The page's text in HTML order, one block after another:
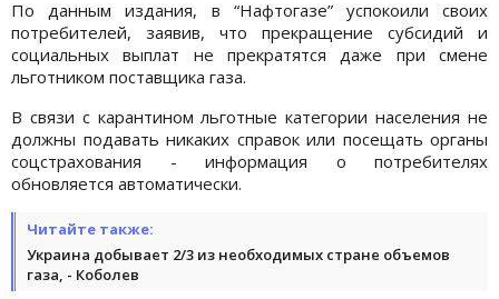
По данным издания, в “Нафтогазе” успокоили своих
потребителей, заявив, что прекращение субсидий и
социальных выплат не прекратятся даже при смене
льготником поставщика газа.
В связи с карантином льготные категории населения не
должны подавать никаких справок или посещать органы
соцстрахования - информация о потребителях
обновляется автоматически.
Читайте также:
Украина добывает 2/3 из необходимых стране объемов
газа, - Коболев